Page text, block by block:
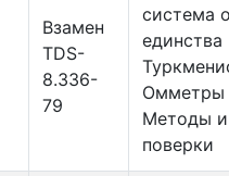
Взамен
TDS-
8.336-
79
система
Омметры
Методы и
поверки